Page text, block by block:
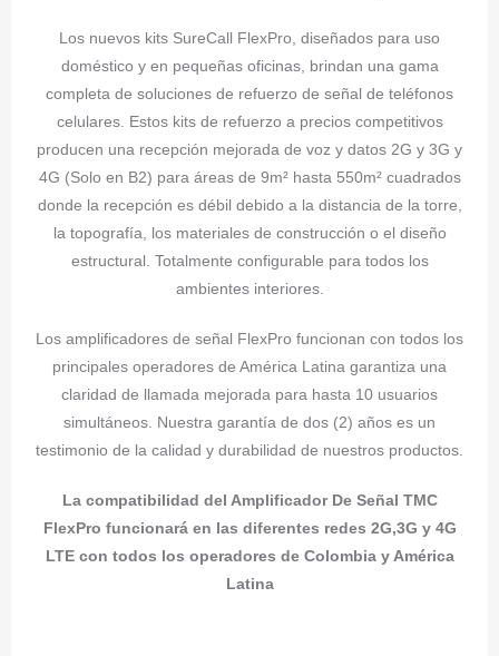
Los nuevos kits SureCall FlexPro, diseñados para uso
doméstico y en pequeñas oficinas, brindan una gama
completa de soluciones de refuerzo de señal de teléfonos
celulares. Estos kits de refuerzo a precios competitivos
producen una recepción mejorada de voz y datos 2G y 3G y
4G (Solo en B2) para áreas de 9m² hasta 550m² cuadrados
donde la recepción es débil debido a la distancia de la torre,
la topografía, los materiales de construcción o el diseño
estructural. Totalmente configurable para todos los
ambientes interiores.
Los amplificadores de señal FlexPro funcionan con todos los
principales operadores de América Latina garantiza una
claridad de llamada mejorada para hasta 10 usuarios
simultáneos. Nuestra garantía de dos (2) años es un
testimonio de la calidad y durabilidad de nuestros productos.
La compatibilidad del Amplificador De Señal TMC
FlexPro funcionará en las diferentes redes 2G,3G y 4G
LTE con todos los operadores de Colombia y América
Latina